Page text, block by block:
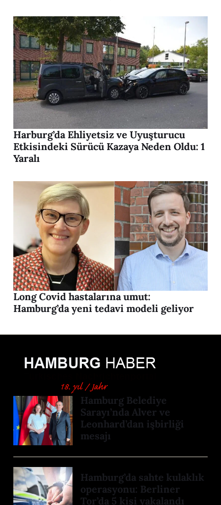
Harburg’da Ehliyetsiz ve Uyuşturucu
Etkisindeki Sürücü Kazaya Neden Oldu: 1
Yaralı
Long Covid hastalarına umut:
Hamburg’da yeni tedavi modeli geliyor
Hamburg Belediye
Sarayı’nda Alver ve
Leonhard’dan işbirliği
mesajı
Hamburg’da sahte kulaklık
operasyonu: Berliner
Tor’da 5 kişi yakalandı